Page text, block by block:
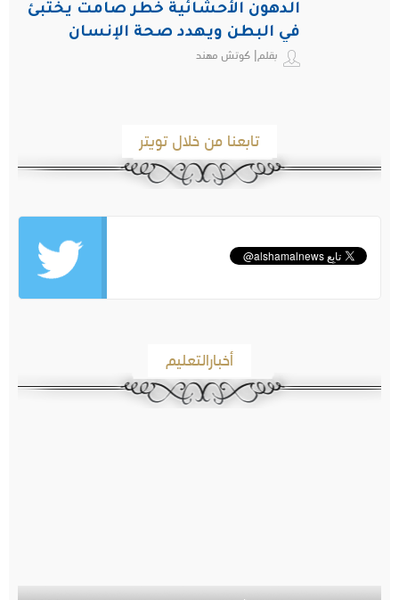
الدهون الأحشائية خطر صامت يختبئ
في البطن ويهدد صحة الإنسان
بقلم| كوتش مهند
تابعنا من خلال تويتر
أخبارالتعليم